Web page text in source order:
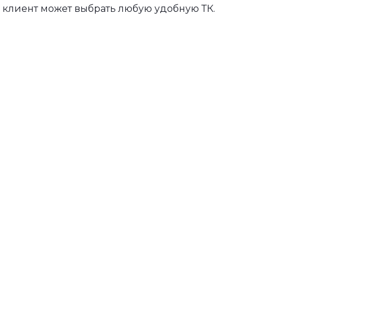
клиент может выбрать любую удобную ТК.